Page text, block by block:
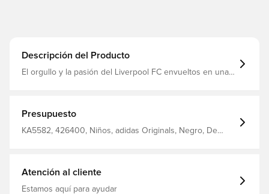
Descripción del Producto
El orgullo y la pasión del Liverpool FC envueltos en una
redondo está hecha de suave tela de rizo y se ajusta
fácilmente tanto a los listones como a la calle. El logotipo
del trébol bordado y la etiqueta del equipo se suman al
Liverpool FC
Presupuesto
KA5582, 426400, Niños, adidas Originals, Negro, De
Atención al cliente
Estamos aquí para ayudar